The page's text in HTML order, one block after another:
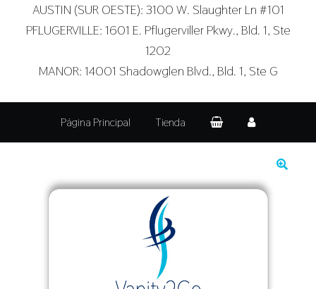
AUSTIN (SUR OESTE): 3100 W. Slaughter Ln #101
PFLUGERVILLE: 1601 E. Pflugerviller Pkwy., Bld. 1, Ste
1202
MANOR: 14001 Shadowglen Blvd., Bld. 1, Ste G
Página Principal Tienda